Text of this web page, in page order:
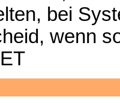
bei
wenn